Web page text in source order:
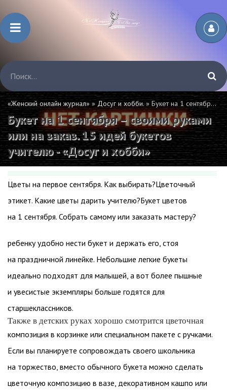
«Женский онлайн журнал» » Досуг и хобби.» Букет на 1 сентября – своими руками или на заказ. 15 идей букетов учителю - «Досуг и хобби»
Букет на 1 сентября – своими руками
или на заказ. 15 идей букетов
учителю - «Досуг и хобби»
Цветы на первое сентября. Как выбирать?Цветочный
этикет. Какие цветы дарить учителю?Букет цветов
на 1 сентября. Собрать самому или заказать мастеру?
ребенку удобно нести букет и держать его, стоя
на праздничной линейке. Небольшие легкие букеты
идеально подходят для малышей, а вот более пышные
и увесистые экземпляры больше годятся для
старшеклассников.
Также в детских руках хорошо смотрится цветочная
композиция в корзинке или специальном пакете с ручками.
Если вы планируете сопровождать своего школьника
на торжество, вместо обычного букета можно сделать
цветочную композицию в вазе, декоративном кашпо или